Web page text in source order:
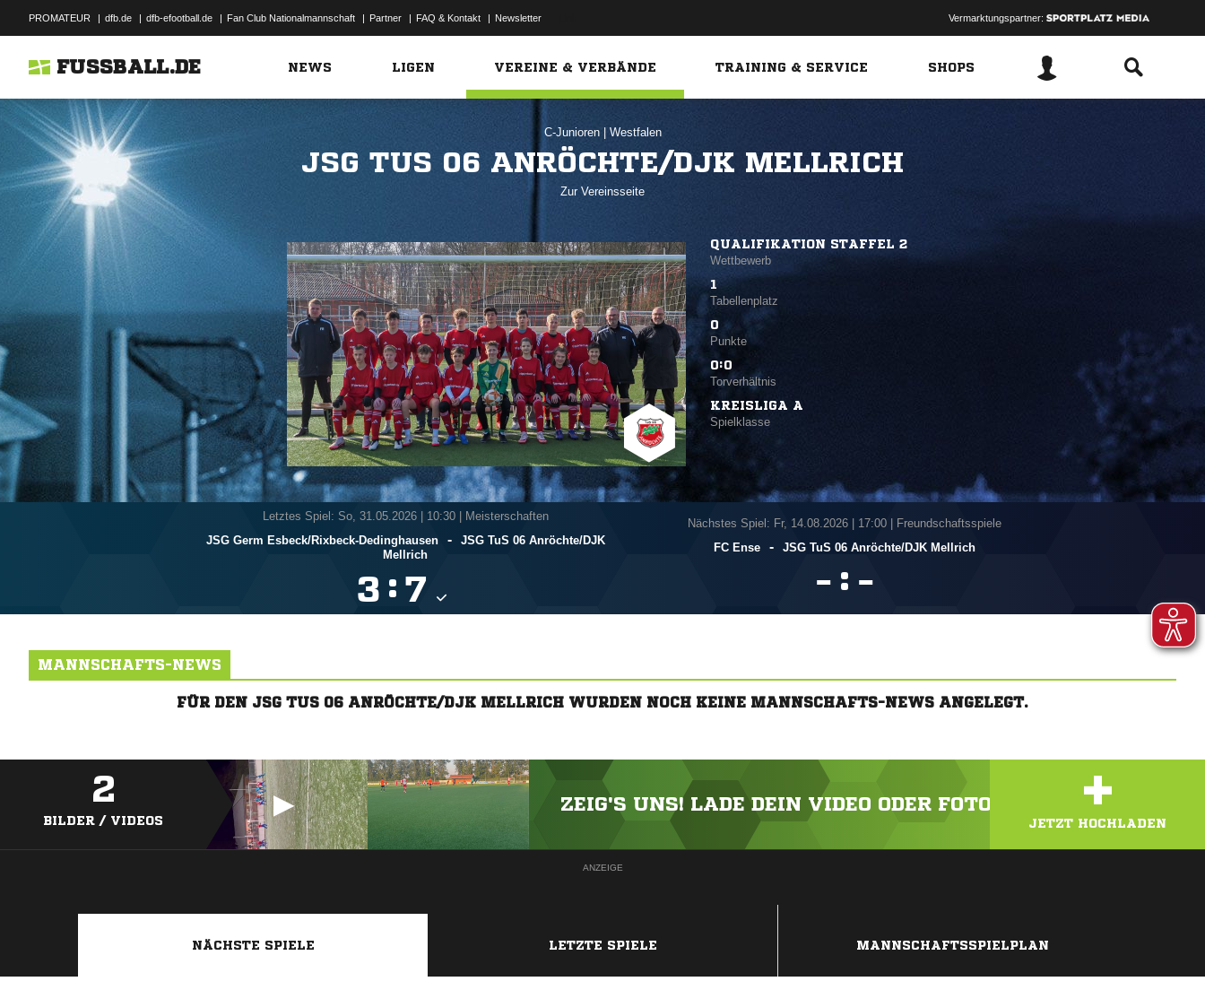
PROMATEUR | dfb.de | dfb-efootball.de | Fan Club Nationalmannschaft | Partner | FAQ & Kontakt | Newsletter Vermarktungspartner:
FUSSBALL.DE NEWS LIGEN VEREINE & VERBÄNDE TRAINING & SERVICE SHOPS
C-Junioren Westfalen
JSG TUS 06 ANRÖCHTE/DJK MELLRICH
Zur Vereinsseite
QUALIFIKATION STAFFEL 2
Wettbewerb
1
Tabellenplatz
0
Punkte
0:0
Torverhältnis
KREISLIGA A
Spielklasse
Letztes Spiel: So, 31.05.2026| 10:30 | Meisterschaften
JSG Germ Esbeck/​Rixbeck-Dedinghausen
-
JSG TuS 06 Anröchte/​DJK
Mellrich
 : 
Nächstes Spiel: Fr, 14.08.2026
17:00 | Freundschaftsspiele
FC Ense
- JSG TuS 06 Anröchte/​DJK Mellrich
 : 
MANNSCHAFTS-NEWS
FÜR DEN JSG TUS 06 ANRÖCHTE/DJK MELLRICH WURDEN NOCH KEINE MANNSCHAFTS-NEWS ANGELEGT.
2
BILDER / VIDEOS
ZEIG'S UNS! LADE DEIN VIDEO ODER FOTO HOCH! +
JETZT HOCHLADEN
ANZEIGE
NÄCHSTE SPIELE LETZTE SPIELE MANNSCHAFTSSPIELPLAN